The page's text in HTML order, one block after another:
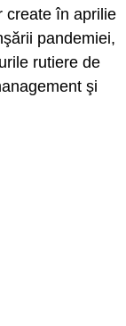
create în aprilie
pandemiei,
rutiere de
şi